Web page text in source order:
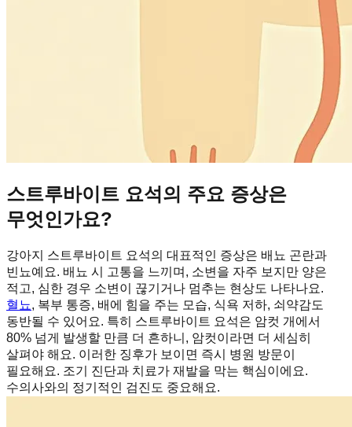
스트루바이트 요석의 주요 증상은
무엇인가요?
강아지 스트루바이트 요석의 대표적인 증상은 배뇨 곤란과
빈뇨예요. 배뇨 시 고통을 느끼며, 소변을 자주 보지만 양은
적고, 심한 경우 소변이 끊기거나 멈추는 현상도 나타나요.
혈뇨, 복부 통증, 배에 힘을 주는 모습, 식욕 저하, 쇠약감도
동반될 수 있어요. 특히 스트루바이트 요석은 암컷 개에서
80% 넘게 발생할 만큼 더 흔하니, 암컷이라면 더 세심히
살펴야 해요. 이러한 징후가 보이면 즉시 병원 방문이
필요해요. 조기 진단과 치료가 재발을 막는 핵심이에요.
수의사와의 정기적인 검진도 중요해요.